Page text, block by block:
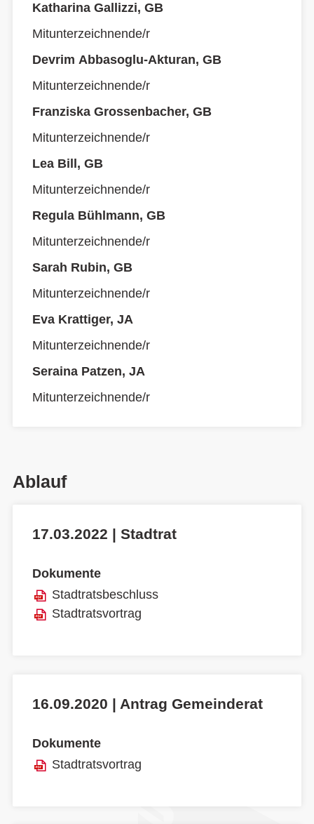
Katharina Gallizzi, GB
Mitunterzeichnende/r
Devrim Abbasoglu-Akturan, GB
Mitunterzeichnende/r
Franziska Grossenbacher, GB
Mitunterzeichnende/r
Lea Bill, GB
Mitunterzeichnende/r
Regula Bühlmann, GB
Mitunterzeichnende/r
Sarah Rubin, GB
Mitunterzeichnende/r
Eva Krattiger, JA
Mitunterzeichnende/r
Seraina Patzen, JA
Mitunterzeichnende/r
Ablauf
17.03.2022 | Stadtrat
Dokumente
Stadtratsbeschluss
Stadtratsvortrag
16.09.2020 | Antrag Gemeinderat
Dokumente
Stadtratsvortrag